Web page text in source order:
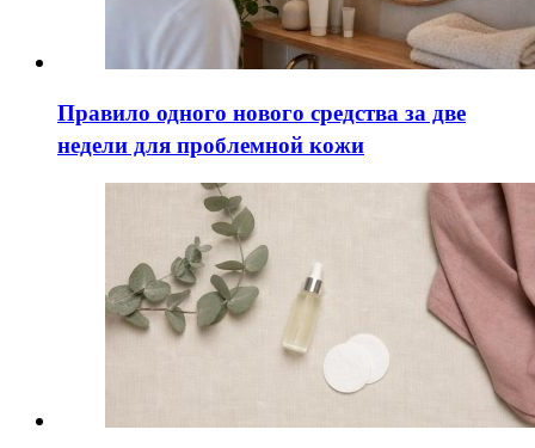
Правило одного нового средства за две
недели для проблемной кожи